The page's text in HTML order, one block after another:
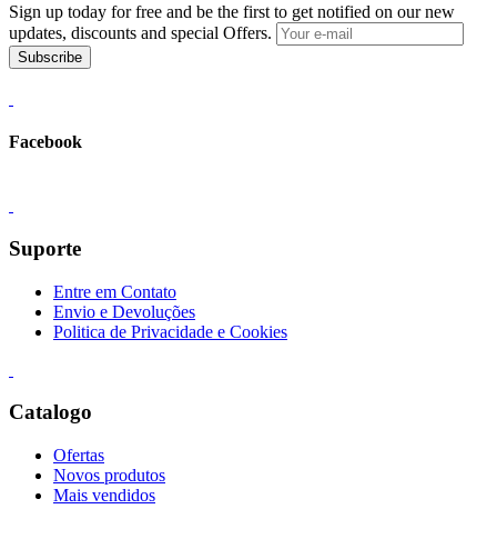
Sign up today for free and be the first to get notified on our new
updates, discounts and special Offers.
Subscribe
Facebook
Suporte
Entre em Contato
Envio e Devoluções
Politica de Privacidade e Cookies
Catalogo
Ofertas
Novos produtos
Mais vendidos